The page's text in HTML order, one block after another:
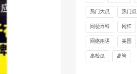
热门大瓜 热门瓜
网梗百科 网红
网络用语 美国
高校瓜 高管